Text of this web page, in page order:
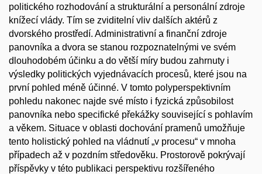
politického rozhodování a strukturální a personální zdroje
knížecí vlády. Tím se zviditelní vliv dalších aktérů z
dvorského prostředí. Administrativní a finanční zdroje
panovníka a dvora se stanou rozpoznatelnými ve svém
dlouhodobém účinku a do větší míry budou zahrnuty i
výsledky politických vyjednávacích procesů, které jsou na
první pohled méně účinné. V tomto polyperspektivním
pohledu nakonec najde své místo i fyzická způsobilost
panovníka nebo specifické překážky související s pohlavím
a věkem. Situace v oblasti dochování pramenů umožňuje
tento holistický pohled na vládnutí „v procesu“ v mnoha
případech až v pozdním středověku. Prostorově pokrývají
příspěvky v této publikaci perspektivu rozšířeného